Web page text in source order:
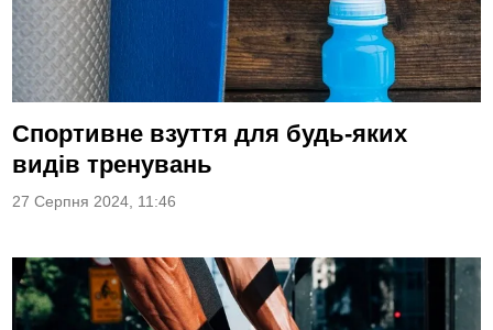
Спортивне взуття для будь-яких
видів тренувань
27 Серпня 2024, 11:46